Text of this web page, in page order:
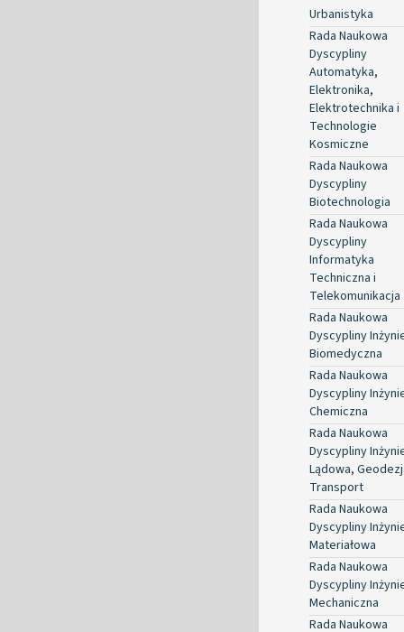
Urbanistyka
Rada Naukowa
Dyscypliny
Automatyka,
Elektronika,
Elektrotechnika i
Technologie
Kosmiczne
Rada Naukowa
Dyscypliny
Biotechnologia
Rada Naukowa
Dyscypliny
Informatyka
Techniczna i
Telekomunikacja
Rada Naukowa
Dyscypliny
Biomedyczna
Rada Naukowa
Dyscypliny
Chemiczna
Rada Naukowa
Dyscypliny
Lądowa,
Transport
Rada Naukowa
Dyscypliny
Materiałowa
Rada Naukowa
Dyscypliny
Mechaniczna
Rada Naukowa